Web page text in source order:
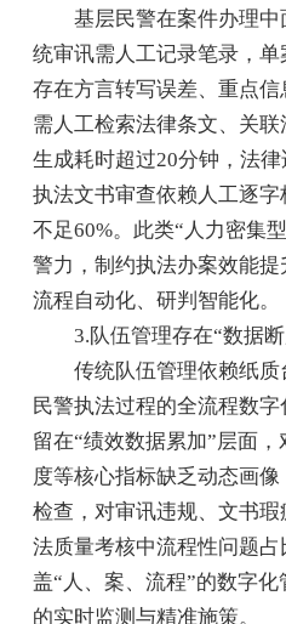
基层民警在案件办理
统审讯需人工记录笔录，单
存在方言转写误差、重点
需人工检索法律条文、关
生成耗时超过20分钟，法律
执法文书审查依赖人工逐
不足60%。此类“人力密集
警力，制约执法办案效能
流程自动化、研判智能化。
3.队伍管理存在“数据
传统队伍管理依赖纸
民警执法过程的全流程数
留在“绩效数据累加”层面
度等核心指标缺乏动态画
检查，对审讯违规、文书
法质量考核中流程性问题
盖“人、案、流程”的数字
的实时监测与精准施策。